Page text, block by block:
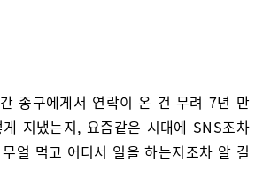
종구에게서 연락이 온 건 무려 7년 만
지냈는지, 요즘같은 시대에 SNS조차
얼 먹고 어디서 일을 하는지조차 알 길